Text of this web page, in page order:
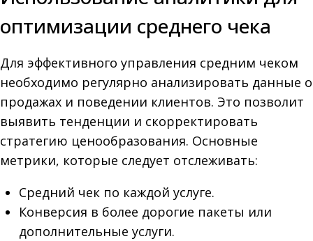
оптимизации среднего чека
Для эффективного управления средним чеком
необходимо регулярно анализировать данные о
продажах и поведении клиентов. Это позволит
выявить тенденции и скорректировать
стратегию ценообразования. Основные
метрики, которые следует отслеживать:
Средний чек по каждой услуге.
Конверсия в более дорогие пакеты или
дополнительные услуги.